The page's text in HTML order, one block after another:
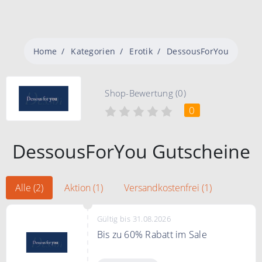
Home Kategorien Erotik DessousForYou
Shop-Bewertung (0)
0
DessousForYou Gutscheine
Alle (2) Aktion (1) Versandkostenfrei (1)
Gültig bis 31.08.2026
Bis zu 60% Rabatt im Sale